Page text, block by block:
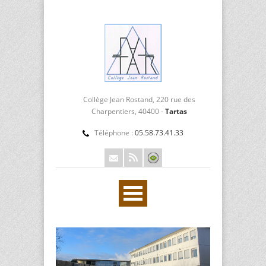
Collège Jean Rostand, 220 rue des
Charpentiers, 40400 -Tartas
Téléphone : 05.58.73.41.33